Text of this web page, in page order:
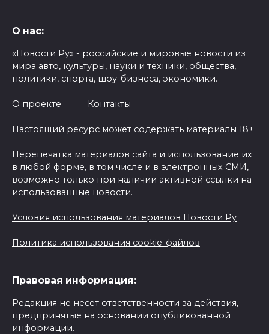
О нас:
«Новости Ру» - российские и мировые новости из
мира авто, культуры, науки и техники, общества,
политики, спорта, шоу-бизнеса, экономики.
О проекте Контакты
Настоящий ресурс может содержать материалы 18+
Перепечатка материалов сайта и использование их
в любой форме, в том числе и в электронных СМИ,
возможно только при наличии активной ссылки на
использованные новости.
Условия использования материалов Новости Ру
Политика использования cookie-файлов
Правовая информация:
Редакция не несет ответственности за действия,
предпринятые на основании опубликованной
информации.